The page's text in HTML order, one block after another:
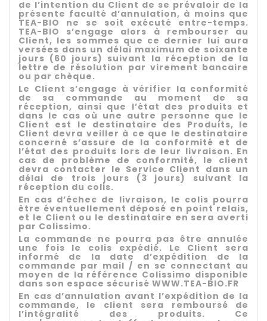
de l’intention du Client de se prévaloir de la
présente faculté d’annulation, à moins que
TEA-BIO ne se soit exécuté entre-temps.
TEA-BIO s’engage alors à rembourser au
Client, les sommes que ce dernier lui aura
versées dans un délai maximum de soixante
jours (60 jours) suivant la réception de la
lettre de résolution par virement bancaire
ou par chèque.
Le Client s’engage à vérifier la conformité
de sa commande au moment de sa
réception, ainsi que l’état des produits et
dans le cas où une autre personne que le
Client est le destinataire des Produits, le
Client devra veiller à ce que le destinataire
concerné s’assure de la conformité et de
l’état des produits lors de leur livraison. En
cas de problème de conformité, le client
devra contacter le Service Client dans un
délai de trois jours (3 jours) suivant la
réception du colis.
En cas d’échec de livraison, le colis pourra
être éventuellement déposé en point relais,
et le Client ou le destinataire en sera averti
par Colissimo.
La commande ne pourra pas être annulée
une fois le colis expédié. Le Client sera
informé de la date d’expédition de la
commande par mail / en se connectant au
moyen de la référence Colissimo disponible
dans son espace sécurisé WWW.TEA-BIO.FR
En cas d’annulation avant l’expédition de la
commande, le client sera remboursé de
l’intégralité des produits. Ce